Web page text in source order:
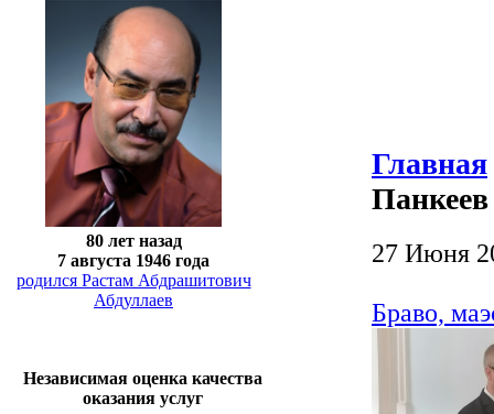
80 лет назад
7 августа 1946 года
родился Растам Абдрашитович
Абдуллаев
Независимая оценка качества
оказания услуг
Главная
Панкеев
27 Июня
Браво,